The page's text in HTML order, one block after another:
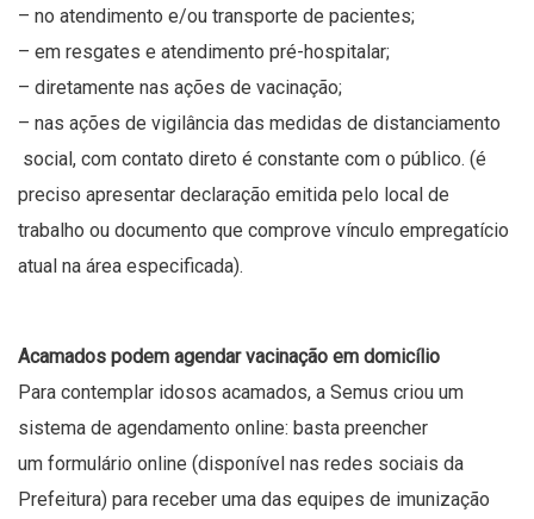
– no atendimento e/ou transporte de pacientes;
– em resgates e atendimento pré-hospitalar;
– diretamente nas ações de vacinação;
– nas ações de vigilância das medidas de distanciamento
social, com contato direto é constante com o público. (é
preciso apresentar declaração emitida pelo local de
trabalho ou documento que comprove vínculo empregatício
atual na área especificada).
Acamados podem agendar vacinação em domicílio
Para contemplar idosos acamados, a Semus criou um
sistema de agendamento online: basta preencher
um formulário online (disponível nas redes sociais da
Prefeitura) para receber uma das equipes de imunização